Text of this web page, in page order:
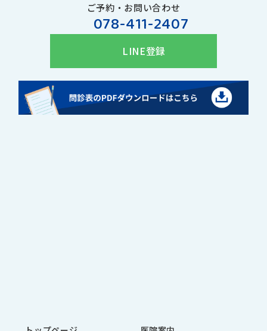
ご予約・お問い合わせ
078-411-2407
LINE登録